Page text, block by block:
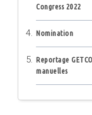
Congress 2022
Nomination
Reportage
manuelles